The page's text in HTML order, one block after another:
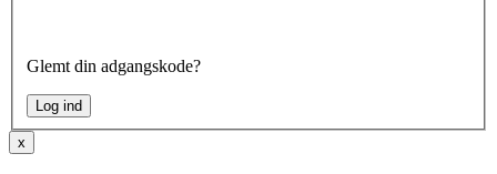
Glemt din adgangskode?
x